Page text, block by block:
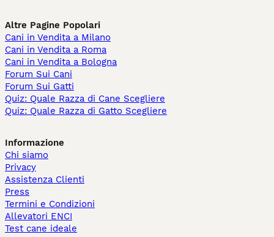
Altre Pagine Popolari
Cani in Vendita a Milano
Cani in Vendita a Roma
Cani in Vendita a Bologna
Forum Sui Cani
Forum Sui Gatti
Quiz: Quale Razza di Cane Scegliere
Quiz: Quale Razza di Gatto Scegliere
Informazione
Chi siamo
Privacy
Assistenza Clienti
Press
Termini e Condizioni
Allevatori ENCI
Test cane ideale